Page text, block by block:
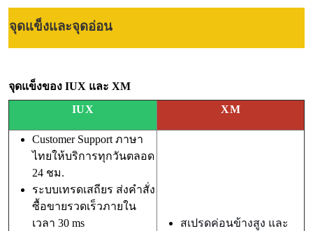
จุดแข็งและจุดอ่อน
จุดแข็งของ IUX และ XM
IUX
XM
Customer Support ภาษา
ไทยให้บริการทุกวันตลอด
24 ชม.
ระบบเทรดเสถียร ส่งคำสั่ง
ซื้อขายรวดเร็วภายใน
เวลา 30 ms
สเปรดค่อนข้างสูง และ